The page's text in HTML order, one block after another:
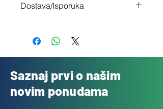
nisi zadovoljan
Dostava/Isporuka
Saznaj prvi o našim
novim ponudama